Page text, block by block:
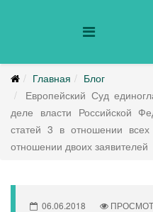
Главная
Блог
Европейский Суд
деле власти Российской
статей 3 в отношении
отношении двоих заявителей
06.06.2018